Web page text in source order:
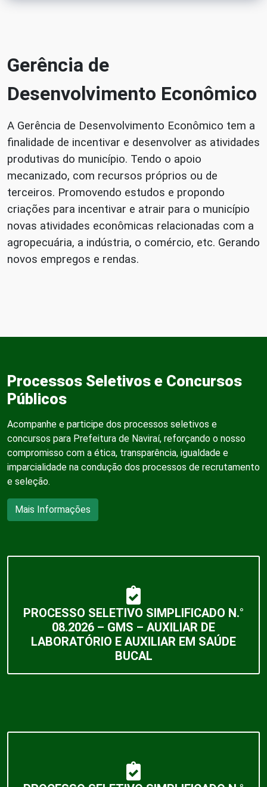
Gerência de
Desenvolvimento Econômico
A Gerência de Desenvolvimento Econômico tem a
finalidade de incentivar e desenvolver as atividades
produtivas do município. Tendo o apoio
mecanizado, com recursos próprios ou de
terceiros. Promovendo estudos e propondo
criações para incentivar e atrair para o município
novas atividades econômicas relacionadas com a
agropecuária, a indústria, o comércio, etc. Gerando
novos empregos e rendas.
Processos Seletivos e Concursos
Públicos
Acompanhe e participe dos processos seletivos e
concursos para Prefeitura de Naviraí, reforçando o nosso
compromisso com a ética, transparência, igualdade e
imparcialidade na condução dos processos de recrutamento
e seleção.
Mais Informações
PROCESSO SELETIVO SIMPLIFICADO N.°
08.2026 – GMS – AUXILIAR DE
LABORATÓRIO E AUXILIAR EM SAÚDE
BUCAL